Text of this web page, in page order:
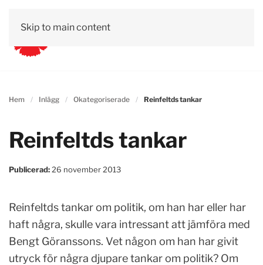
Skip to main content
Hem Inlägg Okategoriserade Reinfeltds tankar
Reinfeltds tankar
Publicerad: 26 november 2013
Reinfeltds tankar om politik, om han har eller har
haft några, skulle vara intressant att jämföra med
Bengt Göranssons. Vet någon om han har givit
utryck för några djupare tankar om politik? Om